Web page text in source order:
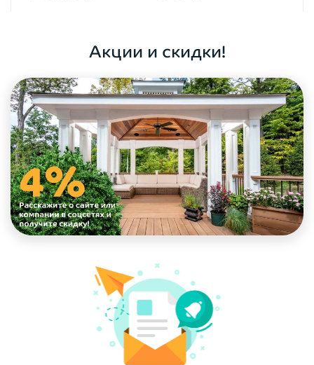
Акции и скидки!